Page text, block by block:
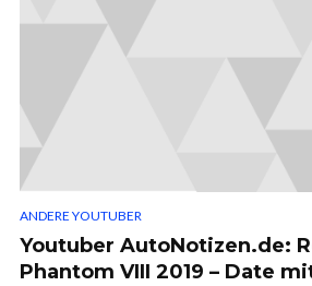
ANDERE YOUTUBER
Youtuber AutoNotizen.de:
Phantom VIII 2019 – Date